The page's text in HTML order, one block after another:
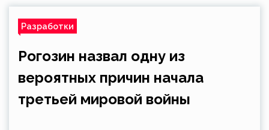
Разработки
Рогозин назвал одну из
вероятных причин начала
третьей мировой войны